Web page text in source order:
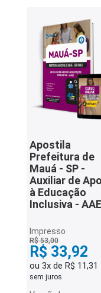
Apostila
Prefeitura de
Mauá - SP -
Auxiliar de
à Educação
Inclusiva -
Impresso
R$ 53,00
R$ 33,92
ou 3x de R$ 11,31
sem juros